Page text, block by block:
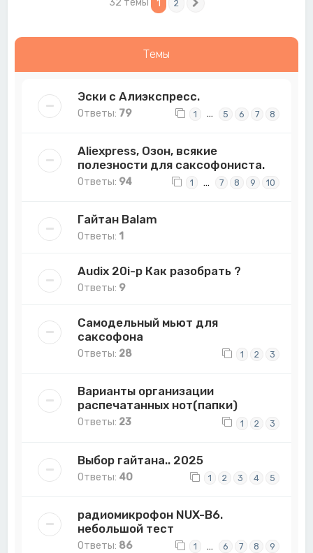
1 2
Темы
Эски с Алиэкспресс.
Ответы: 79 1 … 5 6 7 8
Aliexpress, Озон, всякие
полезности для саксофониста.
Ответы: 94 1 … 7 8 9 10
Гайтан Balam
Ответы: 1
Audix 20i-p Как разобрать ?
Ответы: 9
Самодельный мьют для
саксофона
Ответы: 28 1 2 3
Варианты организации
распечатанных нот(папки)
Ответы: 23 1 2 3
Выбор гайтана.. 2025
Ответы: 40 1 2 3 4 5
радиомикрофон NUX-B6.
небольшой тест
Ответы: 86 1 … 6 7 8 9